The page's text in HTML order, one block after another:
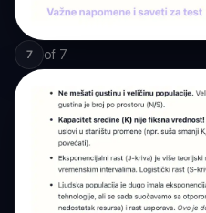
7 of 7